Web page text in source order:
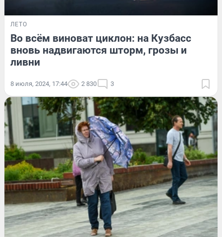
ЛЕТО
Во всём виноват циклон: на Кузбасс
вновь надвигаются шторм, грозы и
ливни
8 июля, 2024, 17:44 2 830 3